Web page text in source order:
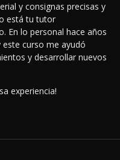
y consignas precisas y
está tu tutor
En lo personal hace años
curso me ayudó
y desarrollar nuevos
experiencia!